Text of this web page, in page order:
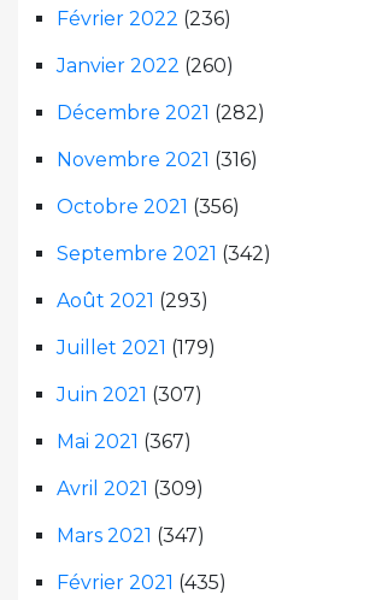
Février 2022 (236)
Janvier 2022 (260)
Décembre 2021 (282)
Novembre 2021 (316)
Octobre 2021 (356)
Septembre 2021 (342)
Août 2021 (293)
Juillet 2021 (179)
Juin 2021 (307)
Mai 2021 (367)
Avril 2021 (309)
Mars 2021 (347)
Février 2021 (435)